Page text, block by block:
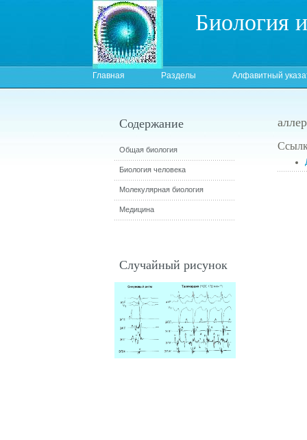
Биология
Главная Разделы Алфавитный
Содержание
Общая биология
Биология человека
Молекулярная биология
Медицина
Случайный рисунок